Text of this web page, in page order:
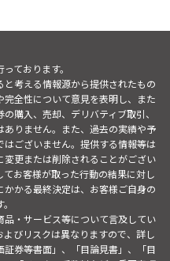
ております。
考える情報源から提供されたもの
全性について意見を表明し、また
購入、売却、デリバティブ取引、
りません。また、過去の実績や予
ございません。提供する情報等は
更または削除されることがござい
お客様が取った行動の結果に対し
かる最終決定は、お客様ご自身の
・サービス等について言及してい
びリスクは異なりますので、詳し
券等書面」、「目論見書」、「目